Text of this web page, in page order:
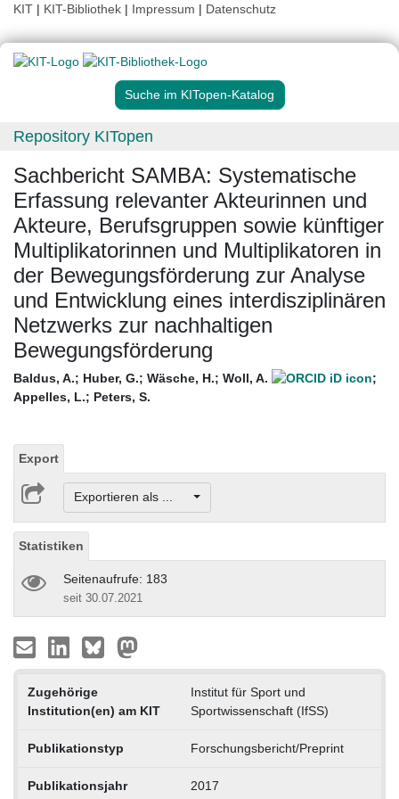
KIT | KIT-Bibliothek | Impressum | Datenschutz
Suche im KITopen-Katalog
Repository KITopen
Sachbericht SAMBA: Systematische
Erfassung relevanter Akteurinnen und
Akteure, Berufsgruppen sowie künftiger
Multiplikatorinnen und Multiplikatoren in
der Bewegungsförderung zur Analyse
und Entwicklung eines interdisziplinären
Netzwerks zur nachhaltigen
Bewegungsförderung
Baldus, A.; Huber, G.; Wäsche, H.; Woll, A.
;
Appelles, L.; Peters, S.
Export
Exportieren als ...
Statistiken
Seitenaufrufe: 183
seit 30.07.2021
Zugehörige
Institution(en) am KIT
Institut für Sport und
Sportwissenschaft (IfSS)
Publikationstyp Forschungsbericht/Preprint
Publikationsjahr 2017